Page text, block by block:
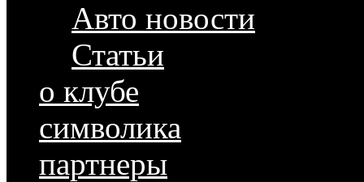
Авто новости
Статьи
о клубе
символика
партнеры